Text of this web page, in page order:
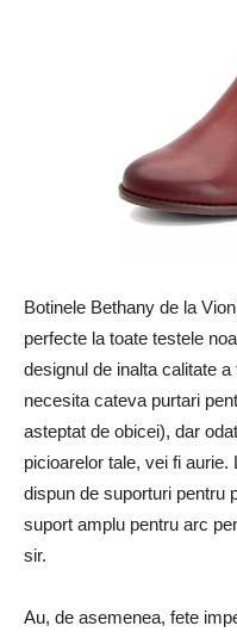
Botinele Bethany de la
perfecte la toate testele
designul de inalta calitate
necesita cateva purtari
asteptat de obicei), dar
picioarelor tale, vei fi
dispun de suporturi pentru
suport amplu pentru arc
sir.
Au, de asemenea, fete